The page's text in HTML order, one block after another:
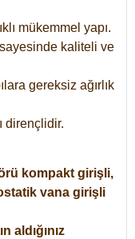
mükemmel yapı.
kaliteli ve
gereksiz ağırlık
dirençlidir.
kompakt girişli,
vana girişli
aldığınız